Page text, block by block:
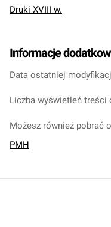
Druki XVIII w.
Informacje
Data ostatniej
Liczba wyświetleń treści
Możesz również pobrać
PMH